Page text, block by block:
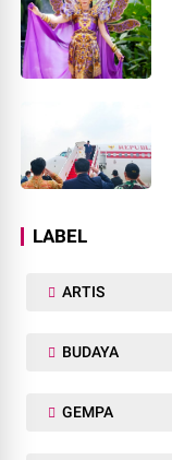
LABEL
ARTIS
BUDAYA
GEMPA